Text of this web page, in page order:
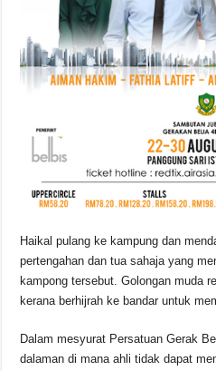
Haikal pulang ke kampung dan
pertengahan dan tua sahaja yang
kampong tersebut. Golongan muda
kerana berhijrah ke bandar untuk
Dalam mesyurat Persatuan Gerak
dalaman di mana ahli tidak dapat